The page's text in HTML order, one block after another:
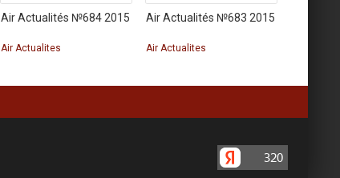
Air Actualités №684 2015
Air Actualites
Air Actualités №683 2015
Air Actualites